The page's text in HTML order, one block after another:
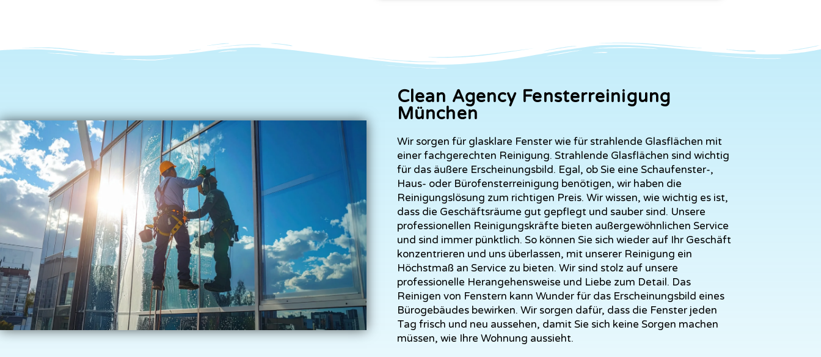
Clean Agency Fensterreinigung
München
Wir sorgen für glasklare Fenster wie für strahlende Glasflächen mit
einer fachgerechten Reinigung. Strahlende Glasflächen sind wichtig
für das äußere Erscheinungsbild. Egal, ob Sie eine Schaufenster-,
Haus- oder Bürofensterreinigung benötigen, wir haben die
Reinigungslösung zum richtigen Preis. Wir wissen, wie wichtig es ist,
dass die Geschäftsräume gut gepflegt und sauber sind. Unsere
professionellen Reinigungskräfte bieten außergewöhnlichen Service
und sind immer pünktlich. So können Sie sich wieder auf Ihr Geschäft
konzentrieren und uns überlassen, mit unserer Reinigung ein
Höchstmaß an Service zu bieten. Wir sind stolz auf unsere
professionelle Herangehensweise und Liebe zum Detail. Das
Reinigen von Fenstern kann Wunder für das Erscheinungsbild eines
Bürogebäudes bewirken. Wir sorgen dafür, dass die Fenster jeden
Tag frisch und neu aussehen, damit Sie sich keine Sorgen machen
müssen, wie Ihre Wohnung aussieht.